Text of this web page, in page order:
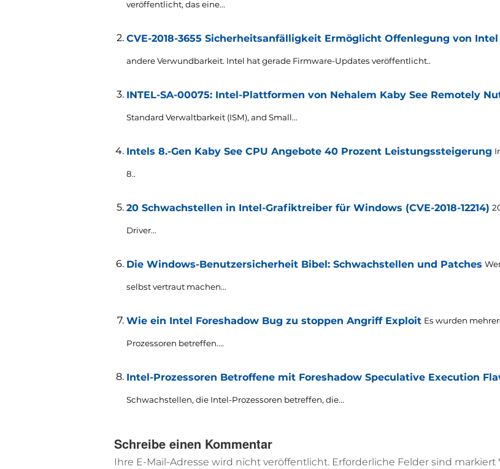
veröffentlicht, das eine...
CVE-2018-3655 Sicherheitsanfälligkeit Ermöglicht Offenlegung von
andere Verwundbarkeit. Intel hat gerade Firmware-Updates veröffentlicht..
INTEL-SA-00075: Intel-Plattformen von Nehalem Kaby See Remotely
Standard Verwaltbarkeit (ISM), and Small...
Intels 8.-Gen Kaby See CPU Angebote 40 Prozent Leistungssteigerung
8..
20 Schwachstellen in Intel-Grafiktreiber für Windows (CVE-2018-12214)
Driver...
Die Windows-Benutzersicherheit Bibel: Schwachstellen und Patches
selbst vertraut machen...
Wie ein Intel Foreshadow Bug zu stoppen Angriff Exploit Es wurden
Prozessoren betreffen....
Intel-Prozessoren Betroffene mit Foreshadow Speculative Execution
Schwachstellen, die Intel-Prozessoren betreffen, die...
Schreibe einen Kommentar
Ihre E-Mail-Adresse wird nicht veröffentlicht. Erforderliche Felder sind markiert